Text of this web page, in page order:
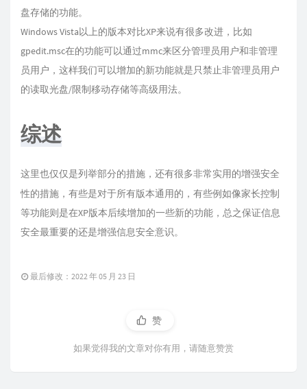
盘存储的功能。
Windows Vista以上的版本对比XP来说有很多改进，比如
gpedit.msc在的功能可以通过mmc来区分管理员用户和非管理
员用户，这样我们可以增加的新功能就是只禁止非管理员用户
的读取光盘/限制移动存储等高级用法。
综述
这里也仅仅是列举部分的措施，还有很多非常实用的增强安全
性的措施，有些是对于所有版本通用的，有些例如像家长控制
等功能则是在XP版本后续增加的一些新的功能，总之保证信息
安全最重要的还是增强信息安全意识。
最后修改：2022 年 05 月 23 日
赞
如果觉得我的文章对你有用，请随意赞赏